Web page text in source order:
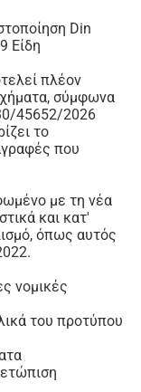
Din
Είδη
πλέον
σύμφωνα
45652/2026
το
που
με τη νέα
και κατ'
όπως αυτός
νομικές
του προτύπου